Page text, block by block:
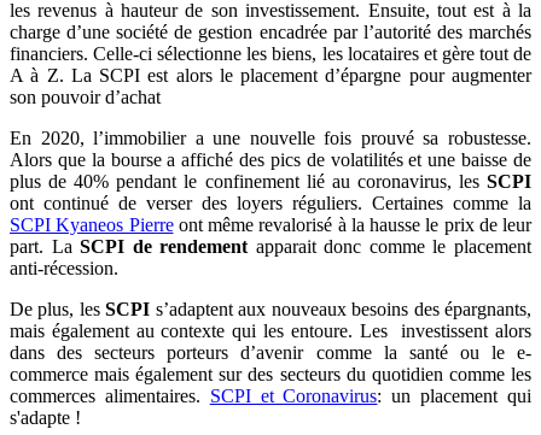
les revenus à hauteur de son investissement. Ensuite, tout est à la
charge d’une société de gestion encadrée par l’autorité des marchés
financiers. Celle-ci sélectionne les biens, les locataires et gère tout de
A à Z. La SCPI est alors le placement d’épargne pour augmenter
son pouvoir d’achat
En 2020, l’immobilier a une nouvelle fois prouvé sa robustesse.
Alors que la bourse a affiché des pics de volatilités et une baisse de
plus de 40% pendant le confinement lié au coronavirus, les SCPI
ont continué de verser des loyers réguliers. Certaines comme la
SCPI Kyaneos Pierreont même revalorisé à la hausse le prix de leur
part. LaSCPI de rendement apparait donc comme le placement
anti-récession.
De plus, lesSCPI s’adaptent aux nouveaux besoins des épargnants,
mais également au contexte qui les entoure. Les investissent alors
dans des secteurs porteurs d’avenir comme la santé ou le e-
commerce mais également sur des secteurs du quotidien comme les
commerces alimentaires. SCPI et Coronavirus: un placement qui
s'adapte !